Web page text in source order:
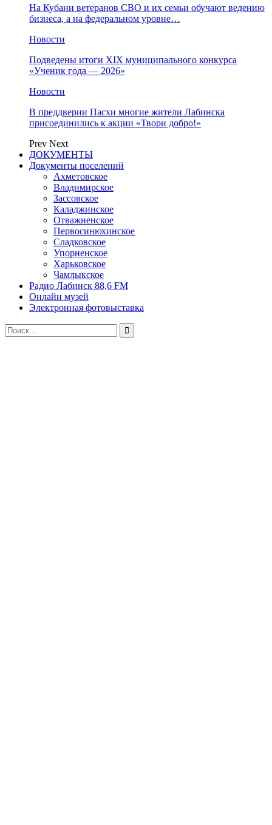
На Кубани ветеранов СВО и их семьи обучают ведению
бизнеса, а на федеральном уровне…
Новости
Подведены итоги XIX муниципального конкурса
«Ученик года — 2026»
Новости
В преддверии Пасхи многие жители Лабинска
присоединились к акции «Твори добро!»
Prev Next
ДОКУМЕНТЫ
Документы поселений
Ахметовское
Владимирское
Зассовское
Каладжинское
Отважненское
Первосинюхинское
Сладковское
Упорненское
Харьковское
Чамлыкское
Радио Лабинск 88,6 FM
Онлайн музей
Электронная фотовыставка